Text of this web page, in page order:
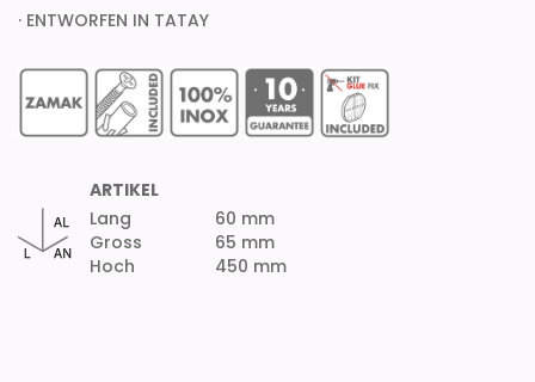
· ENTWORFEN IN TATAY
ARTIKEL
Lang
Gross
Hoch
60 mm
65 mm
450 mm